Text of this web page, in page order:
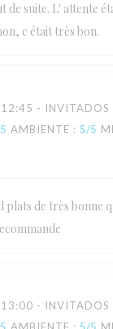
de suite. L' attente
c était très bon.
- INVITADOS
AMBIENTE : 5/5
plats de très bonne
- INVITADOS